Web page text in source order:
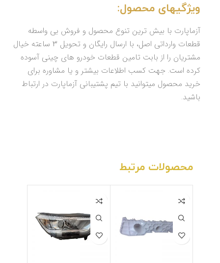
ویژگیهای محصول:
آزماپارت با بیش ترین تنوع محصول و فروش بی واسطه
قطعات وارداتی اصل، با ارسال رایگان و تحویل 3 ساعته خیال
مشتریان را از بابت تامین قطعات خودرو های چینی آسوده
کرده است. جهت کسب اطلاعات بیشتر و یا مشاوره برای
خرید محصول میتوانید با تیم پشتیبانی آزماپارت در ارتباط
باشید.
محصولات مرتبط